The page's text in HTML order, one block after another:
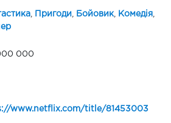
, Пригоди Бойовик, Комедія,
000
www.netflix.com/title/81453003